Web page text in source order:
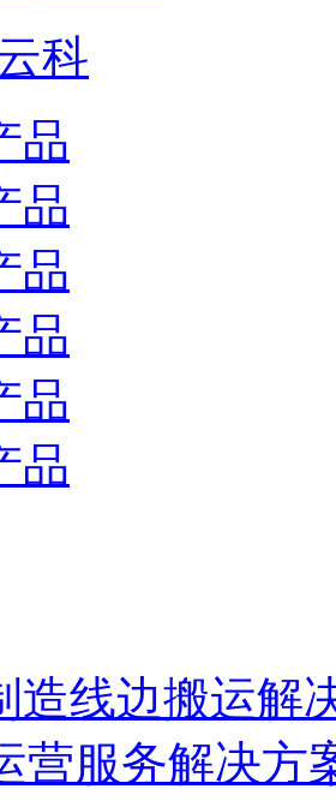
科
品
品
品
品
品
品
造线边搬运解
营服务解决方